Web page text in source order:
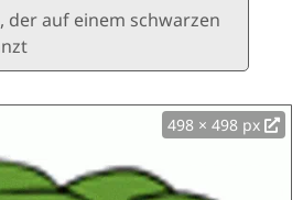
der auf einem schwarzen
498 × 498 px